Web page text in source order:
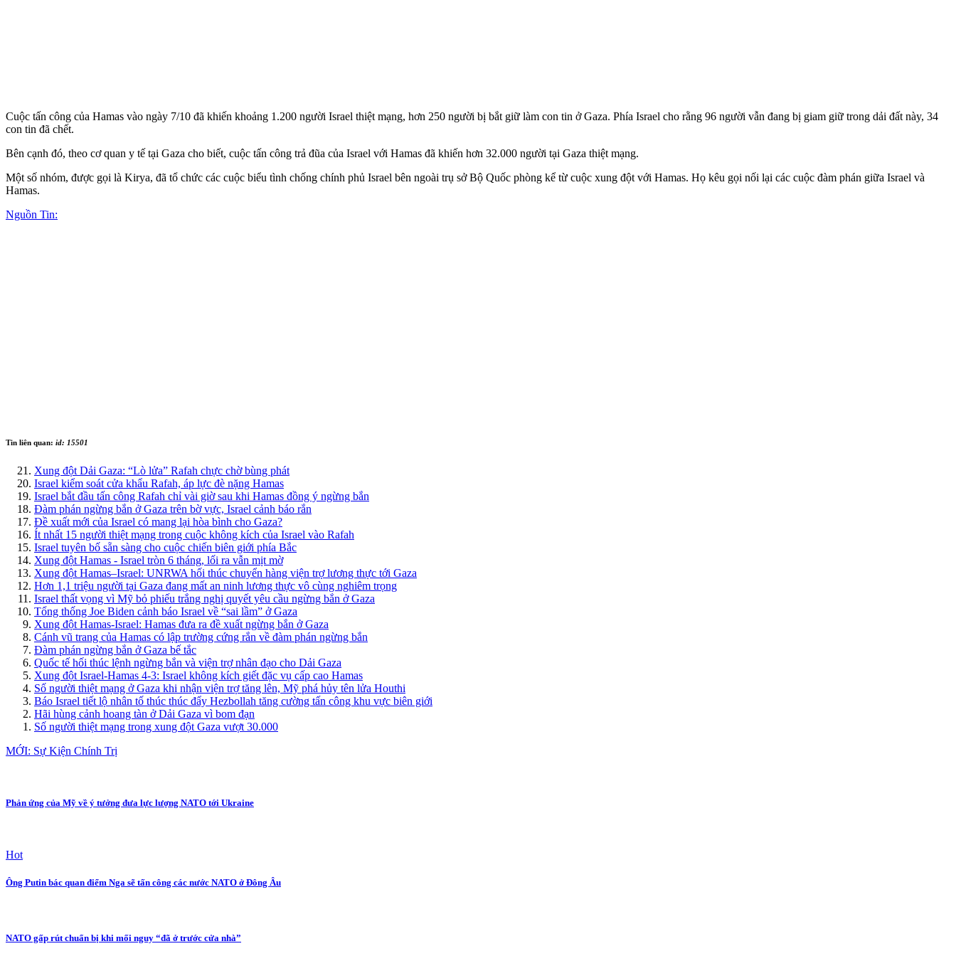
Cuộc tấn công của Hamas vào ngày 7/10 đã khiến khoảng 1.200 người Israel thiệt mạng, hơn 250 người bị bắt giữ làm con tin ở Gaza. Phía Israel cho rằng 96 người vẫn đang bị giam giữ trong dải đất này, 34
con tin đã chết.
Bên cạnh đó, theo cơ quan y tế tại Gaza cho biết, cuộc tấn công trả đũa của Israel với Hamas đã khiến hơn 32.000 người tại Gaza thiệt mạng.
Một số nhóm, được gọi là Kirya, đã tổ chức các cuộc biểu tình chống chính phủ Israel bên ngoài trụ sở Bộ Quốc phòng kể từ cuộc xung đột với Hamas. Họ kêu gọi nối lại các cuộc đàm phán giữa Israel và
Hamas.
Nguồn Tin:
Tin liên quan: id: 15501
Xung đột Dải Gaza: “Lò lửa” Rafah chực chờ bùng phát
Israel kiểm soát cửa khẩu Rafah, áp lực đè nặng Hamas
Israel bắt đầu tấn công Rafah chỉ vài giờ sau khi Hamas đồng ý ngừng bắn
Đàm phán ngừng bắn ở Gaza trên bờ vực, Israel cảnh báo rắn
Đề xuất mới của Israel có mang lại hòa bình cho Gaza?
Ít nhất 15 người thiệt mạng trong cuộc không kích của Israel vào Rafah
Israel tuyên bố sẵn sàng cho cuộc chiến biên giới phía Bắc
Xung đột Hamas - Israel tròn 6 tháng, lối ra vẫn mịt mờ
Xung đột Hamas–Israel: UNRWA hối thúc chuyển hàng viện trợ lương thực tới Gaza
Hơn 1,1 triệu người tại Gaza đang mất an ninh lương thực vô cùng nghiêm trọng
Israel thất vọng vì Mỹ bỏ phiếu trắng nghị quyết yêu cầu ngừng bắn ở Gaza
Tổng thống Joe Biden cảnh báo Israel về “sai lầm” ở Gaza
Xung đột Hamas-Israel: Hamas đưa ra đề xuất ngừng bắn ở Gaza
Cánh vũ trang của Hamas có lập trường cứng rắn về đàm phán ngừng bắn
Đàm phán ngừng bắn ở Gaza bế tắc
Quốc tế hối thúc lệnh ngừng bắn và viện trợ nhân đạo cho Dải Gaza
Xung đột Israel-Hamas 4-3: Israel không kích giết đặc vụ cấp cao Hamas
Số người thiệt mạng ở Gaza khi nhận viện trợ tăng lên, Mỹ phá hủy tên lửa Houthi
Báo Israel tiết lộ nhân tố thúc thúc đẩy Hezbollah tăng cường tấn công khu vực biên giới
Hãi hùng cảnh hoang tàn ở Dải Gaza vì bom đạn
Số người thiệt mạng trong xung đột Gaza vượt 30.000
MỚI: Sự Kiện Chính Trị
Phản ứng của Mỹ về ý tưởng đưa lực lượng NATO tới Ukraine
Hot
Ông Putin bác quan điểm Nga sẽ tấn công các nước NATO ở Đông Âu
NATO gấp rút chuẩn bị khi mối nguy “đã ở trước cửa nhà”